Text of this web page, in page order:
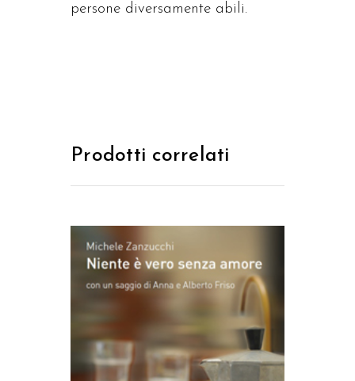
persone diversamente abili.
Prodotti correlati